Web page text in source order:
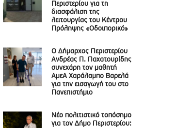
Περιστερίου για τη
διασφάλιση της
λειτουργίας του Κέντρου
Πρόληψης «Οδοιπορικό»
Ο Δήμαρχος Περιστερίου
Ανδρέας Π. Παχατουρίδης
συνεχάρη τον μαθητή
ΑμεΑ Χαράλαμπο Βαρελά
για την εισαγωγή του στο
Πανεπιστήμιο
Νέο πολιτιστικό τοπόσημο
για τον Δήμο Περιστερίου: